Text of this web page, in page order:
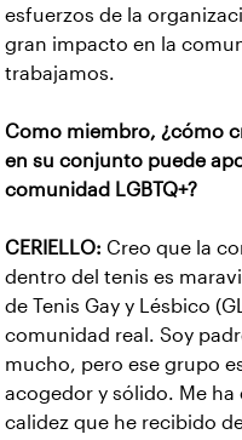
esfuerzos de la
gran impacto en la
trabajamos.
Como miembro, ¿cómo
en su conjunto puede
comunidad LGBTQ+?
CERIELLO: Creo que la
dentro del tenis es
de Tenis Gay y Lésbico
comunidad real. Soy
mucho, pero ese grupo
acogedor y sólido. Me ha
calidez que he recibido